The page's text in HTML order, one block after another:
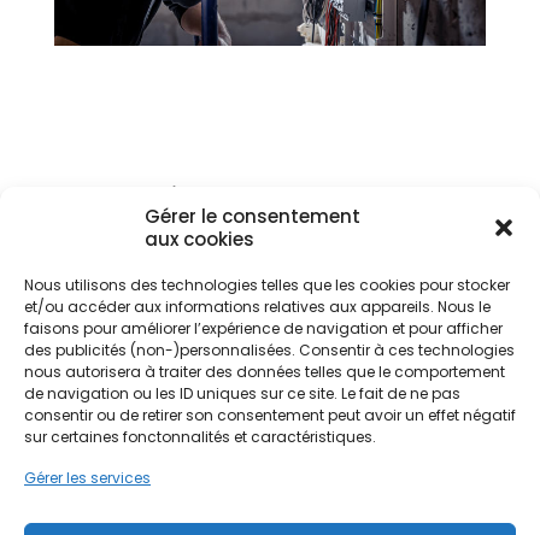
Gérer le consentement
aux cookies
Nous utilisons des technologies telles que les cookies pour stocker
et/ou accéder aux informations relatives aux appareils. Nous le
faisons pour améliorer l’expérience de navigation et pour afficher
des publicités (non-)personnalisées. Consentir à ces technologies
nous autorisera à traiter des données telles que le comportement
de navigation ou les ID uniques sur ce site. Le fait de ne pas
consentir ou de retirer son consentement peut avoir un effet négatif
sur certaines fonctonnalités et caractéristiques.
Gérer les services
L’entretien de votre
système de ventilation
Un système de ventilation bien entretenu permet
de renouveler l’air, d’optimiser la ventilation et de
limiter l’effet de serre dans la maison. En période
de forte chaleur, il est recommandé d’ouvrir les
fenêtres auxheures les plus fraîchesafin de
créer des courants d’air et de rester au frais.
De plus, pourprotéger sa maison pendant les
sécurité. Penser à
détecteur de mouvement, ou encore simuler